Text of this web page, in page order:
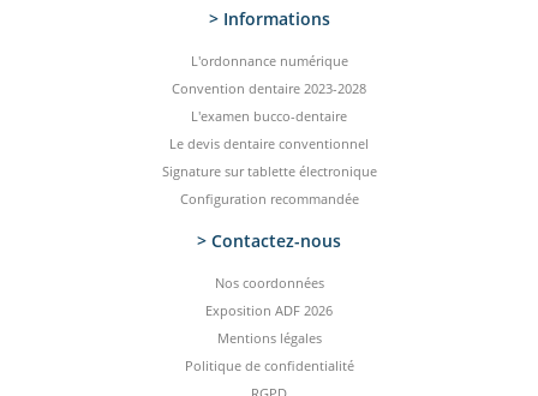
> Informations
L'ordonnance numérique
Convention dentaire 2023-2028
L'examen bucco-dentaire
Le devis dentaire conventionnel
Signature sur tablette électronique
Configuration recommandée
> Contactez-­nous
Nos coordonnées
Exposition ADF 2026
Mentions légales
Politique de confidentialité